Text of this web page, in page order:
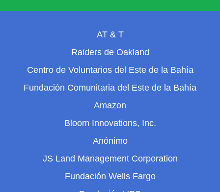
AT & T
Raiders de Oakland
Centro de Voluntarios del Este de la Bahía
Fundación Comunitaria del Este de la Bahía
Amazon
Bloom Innovations, Inc.
Anónimo
JS Land Management Corporation
Fundación Wells Fargo